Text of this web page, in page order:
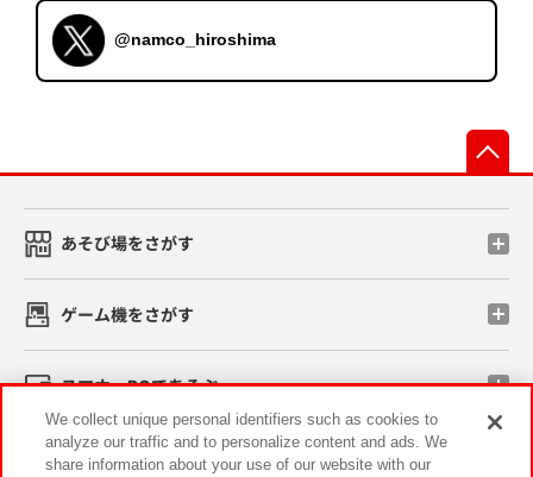
@namco_hiroshima
あそび場をさがす
ゲーム機をさがす
スマホ・PCであそぶ
イベント・キャンペーン
We collect unique personal identifiers such as cookies to
analyze our traffic and to personalize content and ads. We
share information about your use of our website with our